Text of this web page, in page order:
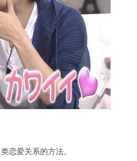
恋爱关系的方法。